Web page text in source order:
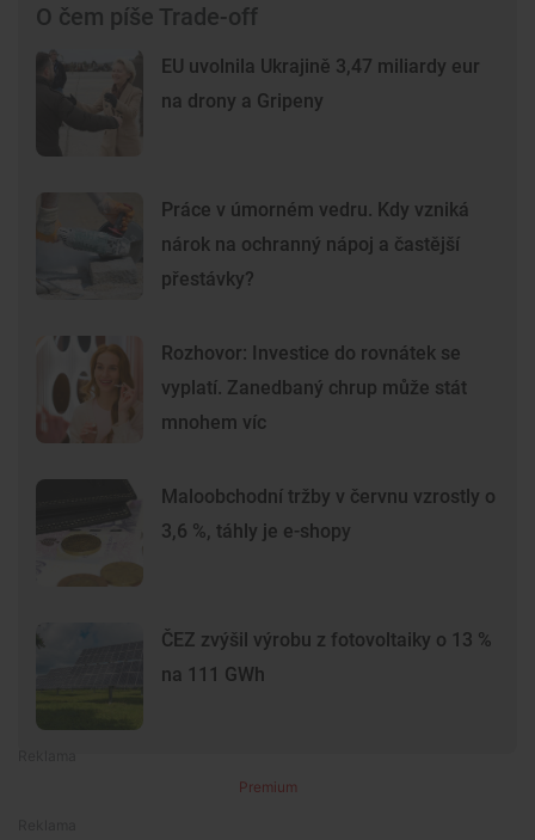
O čem píše Trade-off
EU uvolnila Ukrajině 3,47 miliardy eur
na drony a Gripeny
Práce v úmorném vedru. Kdy vzniká
nárok na ochranný nápoj a častější
přestávky?
Rozhovor: Investice do rovnátek se
vyplatí. Zanedbaný chrup může stát
mnohem víc
Maloobchodní tržby v červnu vzrostly o
3,6 %, táhly je e-shopy
ČEZ zvýšil výrobu z fotovoltaiky o 13 %
na 111 GWh
Premium